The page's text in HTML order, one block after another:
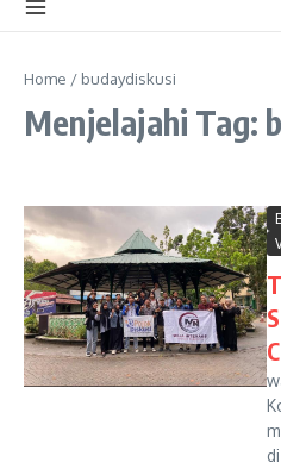
Home / budaydiskusi
Menjelajahi Tag: